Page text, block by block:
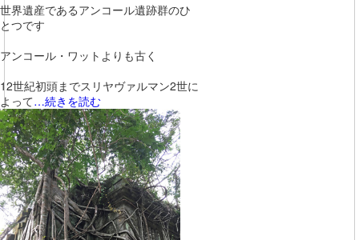
世界遺産であるアンコール遺跡群のひ
とつです
アンコール・ワットよりも古く
12世紀初頭までスリヤヴァルマン2世に
よって…続きを読む